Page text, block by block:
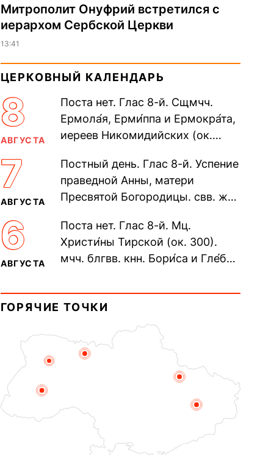
Митрополит Онуфрий встретился с
иерархом Сербской Церкви
13:41
ЦЕРКОВНЫЙ КАЛЕНДАРЬ
8
АВГУСТА
Поста нет. Глас 8-й. Сщмчч.
Ермола́я, Ерми́ппа и Ермокра́та,
иереев Никомидийских (ок.
Печерского, в Ближних
пещерах...
7
АВГУСТА
Постный день. Глас 8-й. Успение
праведной Анны, матери
Пресвятой Богородицы. свв. жен
прп. Евпракси́и девы,...
6
АВГУСТА
Поста нет. Глас 8-й. Мц.
Христи́ны Тирской (ок. 300).
мчч. блгвв. кнн. Бори́са и Гле́ба,
Дави́да (1015). Прп....
ГОРЯЧИЕ ТОЧКИ